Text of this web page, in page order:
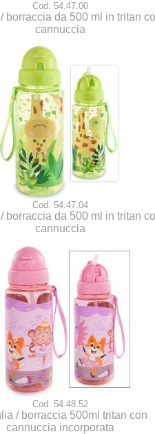
Cod. 54.47.00
borraccia da 500 ml in tritan
cannuccia
Cod. 54.47.04
borraccia da 500 ml in tritan
cannuccia
Cod. 54.48.52
/ borraccia 500ml tritan con
cannuccia incorporata